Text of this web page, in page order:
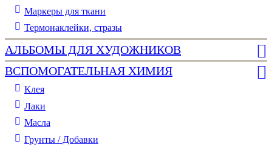
Маркеры для ткани
Термонаклейки, стразы
АЛЬБОМЫ ДЛЯ ХУДОЖНИКОВ
ВСПОМОГАТЕЛЬНАЯ ХИМИЯ
Клея
Лаки
Масла
Грунты / Добавки